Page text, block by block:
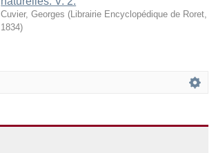
Cuvier, Georges ( Librairie Encyclopédique de Roret
1834)